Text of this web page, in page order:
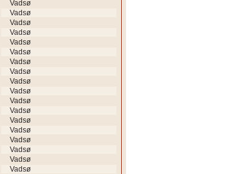
Vadsø
Vadsø
Vadsø
Vadsø
Vadsø
Vadsø
Vadsø
Vadsø
Vadsø
Vadsø
Vadsø
Vadsø
Vadsø
Vadsø
Vadsø
Vadsø
Vadsø
Vadsø